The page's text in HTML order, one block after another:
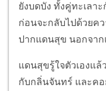
ยังบดบัง ทั้งคู่ทะเลา
ก่อนจะกลับไปด้วยค
ปากแดนสุข นอกจาก
แดนสุขรู้ใจตัวเองแ
กับกลิ่นจันทร์ และคอ